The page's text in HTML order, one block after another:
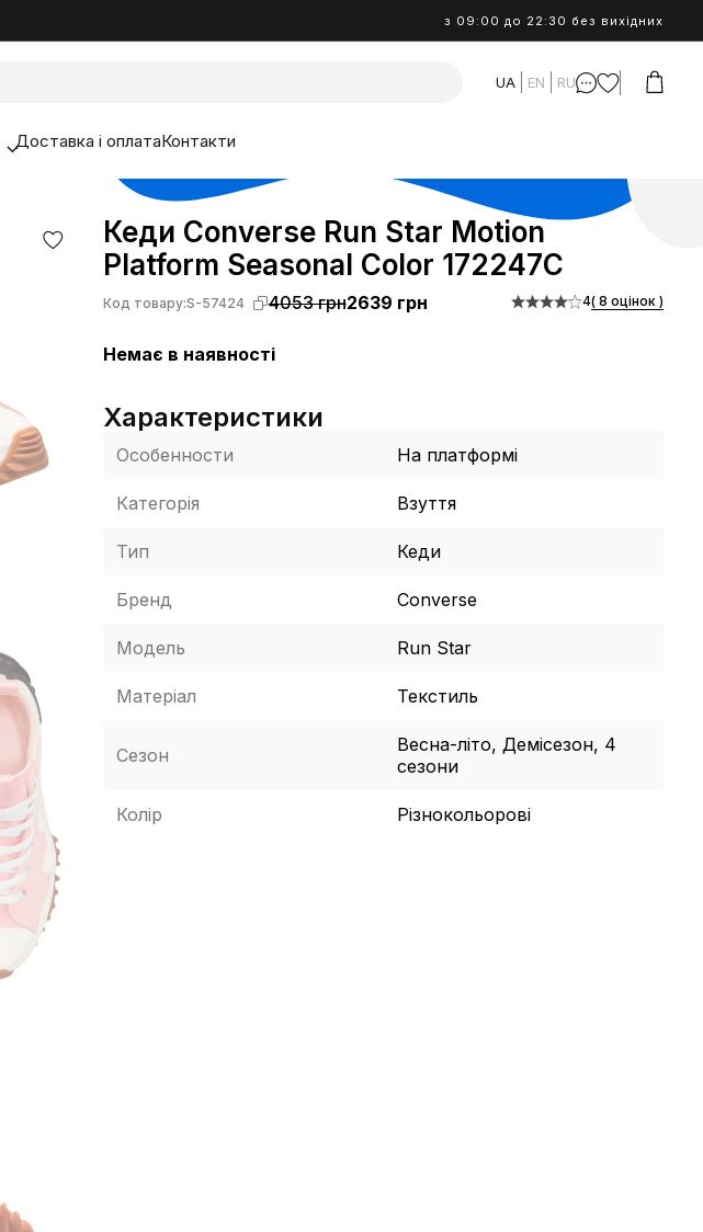
з 09:00 до 22:30 без вихідних
UA EN RU
Доставка і оплатаКонтакти
Кеди Converse Run Star Motion
Platform Seasonal Color 172247C
Код товару:S-57424 4053 грн2639 грн 4( 8 оцінок )
Немає в наявності
Характеристики
Особенности На платформі
Категорія Взуття
Тип Кеди
Бренд Converse
Модель Run Star
Матеріал Текстиль
Сезон
Весна-літо, Демісезон, 4
сезони
Колір Різнокольорові